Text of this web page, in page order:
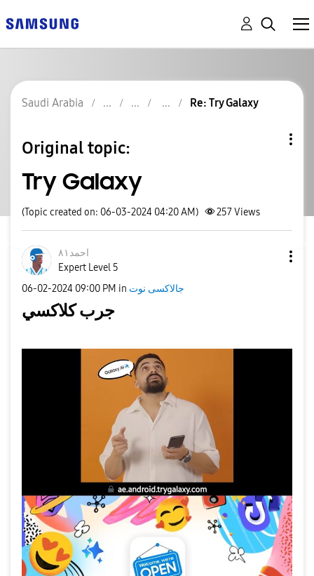
Saudi Arabia Re: Try Galaxy
Original topic:
Try Galaxy
(Topic created on: 06-03-2024 04:20 AM) 257Views
احمد٨١
Expert Level 5
‎06-02-2024 09:00 PM in جالاكسى نوت
جرب كلاكسي